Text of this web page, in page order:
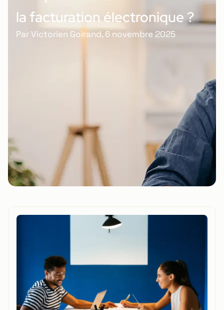
la facturation électronique ?
Par Victorien Goirand, 6 novembre 2025